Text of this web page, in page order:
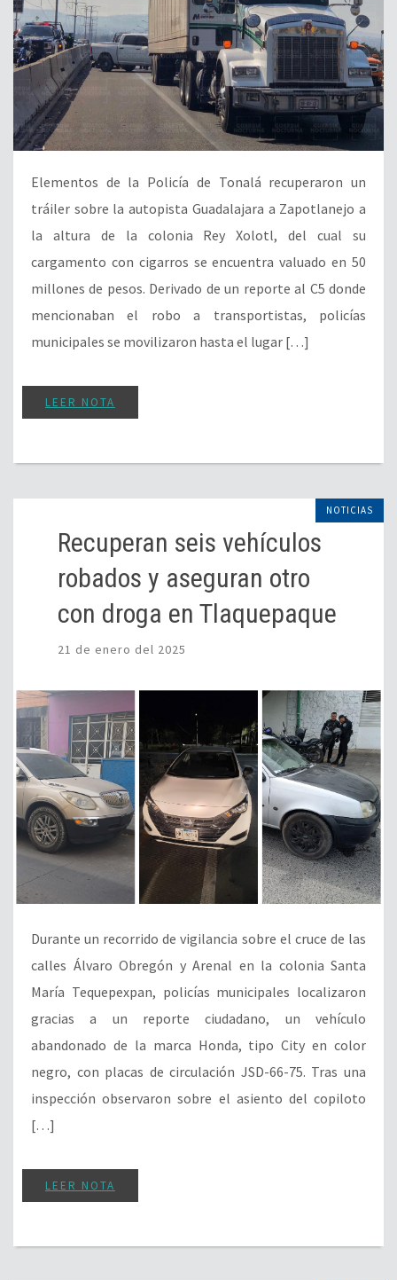
Elementos de la Policía de Tonalá recuperaron un
tráiler sobre la autopista Guadalajara a Zapotlanejo a
la altura de la colonia Rey Xolotl, del cual su
cargamento con cigarros se encuentra valuado en 50
millones de pesos. Derivado de un reporte al C5 donde
mencionaban el robo a transportistas, policías
municipales se movilizaron hasta el lugar […]
LEER NOTA
NOTICIAS
Recuperan seis vehículos
robados y aseguran otro
con droga en Tlaquepaque
21 de enero del 2025
Durante un recorrido de vigilancia sobre el cruce de las
calles Álvaro Obregón y Arenal en la colonia Santa
María Tequepexpan, policías municipales localizaron
gracias a un reporte ciudadano, un vehículo
abandonado de la marca Honda, tipo City en color
negro, con placas de circulación JSD-66-75. Tras una
inspección observaron sobre el asiento del copiloto
[…]
LEER NOTA